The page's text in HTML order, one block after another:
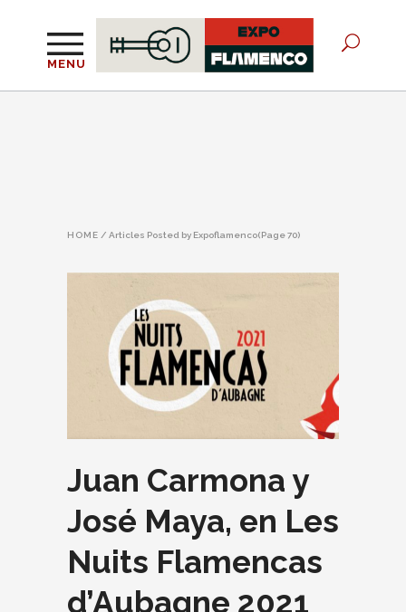
MENU
HOME / Articles Posted by Expoflamenco(Page 70)
Juan Carmona y
José Maya, en Les
Nuits Flamencas
d’Aubagne 2021